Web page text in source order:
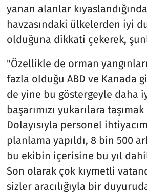
yanan alanlar
havzasındaki ülkelerden iyi
olduğuna dikkati çekerek,
"Özellikle de orman
fazla olduğu ABD ve Kanada
de yine bu göstergeyle daha
başarımızı yukarılara
Dolayısıyla personel
planlama yapıldı, 8 bin 500
bu ekibin içerisine bu yıl
Son olarak çok kıymetli
sizler aracılığıyla bir